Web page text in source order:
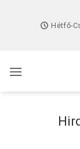
Hétfő-